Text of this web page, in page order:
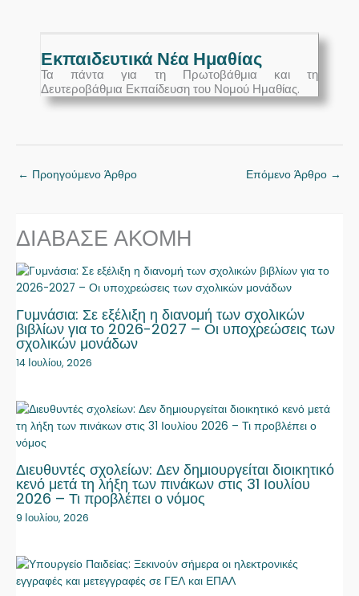
Εκπαιδευτικά Νέα Ημαθίας
Τα πάντα για τη Πρωτοβάθμια και τη
Δευτεροβάθμια Εκπαίδευση του Νομού Ημαθίας.
← Προηγούμενο Άρθρο Επόμενο Άρθρο →
ΔΙΑΒΑΣΕ ΑΚΟΜΗ
Γυμνάσια: Σε εξέλιξη η διανομή των σχολικών
βιβλίων για το 2026-2027 – Οι υποχρεώσεις των
σχολικών μονάδων
14 Ιουλίου, 2026
Διευθυντές σχολείων: Δεν δημιουργείται διοικητικό
κενό μετά τη λήξη των πινάκων στις 31 Ιουλίου
2026 – Τι προβλέπει ο νόμος
9 Ιουλίου, 2026